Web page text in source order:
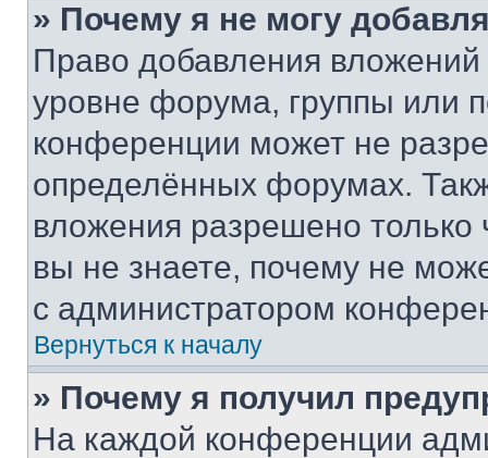
» Почему я не могу
Право добавления
уровне форума, группы или
конференции может не
определённых форумах.
вложения разрешено
вы не знаете, почему не
с администратором
Вернуться к началу
» Почему я получил
На каждой конференции